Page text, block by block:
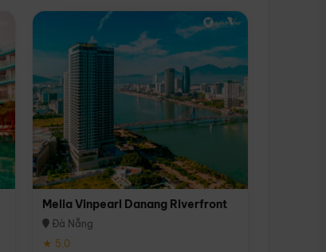
Melia Vinpearl Danang Riverfront
Đà Nẵng
★ 5.0